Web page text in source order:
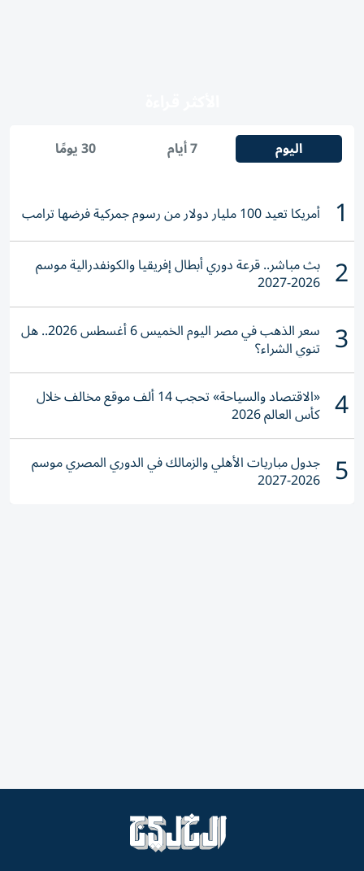
اليوم 7 أيام 30 يومًا
1 أمريكا تعيد 100 مليار دولار من رسوم جمركية فرضها ترامب
2 بث مباشر.. قرعة دوري أبطال إفريقيا والكونفدرالية موسم
2026-2027
3 سعر الذهب في مصر اليوم الخميس 6 أغسطس 2026.. هل
تنوي الشراء؟
4 «الاقتصاد والسياحة» تحجب 14 ألف موقع مخالف خلال
كأس العالم 2026
5 جدول مباريات الأهلي والزمالك في الدوري المصري موسم
2026-2027